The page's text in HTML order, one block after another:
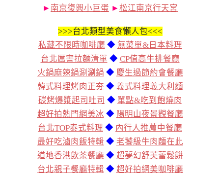
► 南京復興小巨蛋 ► 松江南京行天宮
>>>台北類型美食懶人包<<<
私藏不限時咖啡廳 ◆ 無菜單&日本料理
台北厲害拉麵清單 ◆ CP值高牛排餐廳
火鍋麻辣鍋涮涮鍋 ◆ 慶生過節約會餐廳
韓式料理烤肉正夯 ◆ 義式料理義大利麵
碳烤爆漿起司吐司 ◆ 單點&吃到飽燒肉
超好拍熱門網美冰 ◆ 陽明山夜景觀餐廳
台北TOP泰式料理 ◆ 內行人推薦中餐廳
最好吃滷肉飯特輯 ◆ 老饕級牛肉麵在此
道地香港飲茶餐廳 ◆ 超夢幻舒芙蕾鬆餅
台北親子餐廳特輯 ◆ 超好拍網美咖啡廳